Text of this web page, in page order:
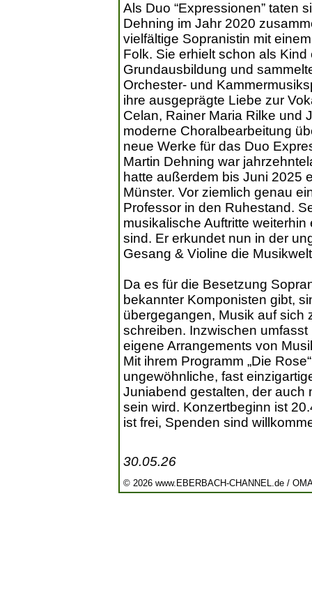
Als Duo “Expressionen” taten
Dehning im Jahr 2020
vielfältige Sopranistin mit
Folk. Sie erhielt schon als
Grundausbildung und
Orchester- und
ihre ausgeprägte Liebe zur
Celan, Rainer Maria Rilke und
moderne Choralbearbeitung
neue Werke für das Duo
Martin Dehning war
hatte außerdem bis Juni 2025
Münster. Vor ziemlich genau
Professor in den Ruhestand.
musikalische Auftritte
sind. Er erkundet nun in der
Gesang & Violine die
Da es für die Besetzung
bekannter Komponisten gibt,
übergegangen, Musik auf
schreiben. Inzwischen
eigene Arrangements von
Mit ihrem Programm „Die
ungewöhnliche, fast
Juniabend gestalten, der auch
sein wird. Konzertbeginn ist
ist frei, Spenden sind
30.05.26
© 2026 www.EBERBACH-CHANNEL.de /